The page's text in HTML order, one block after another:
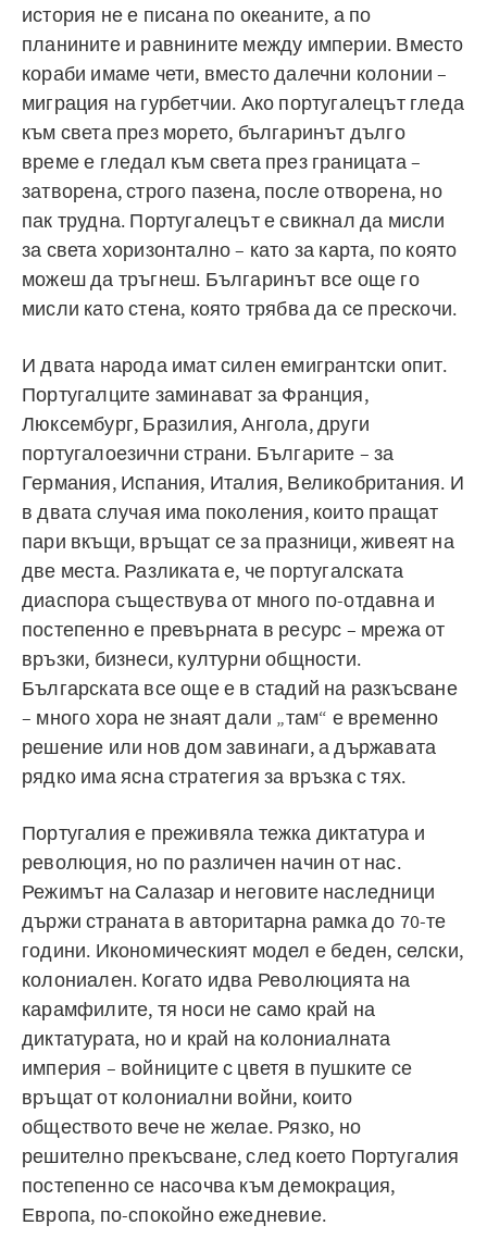
история не е писана по океаните, а по
планините и равнините между империи. Вместо
кораби имаме чети, вместо далечни колонии –
миграция на гурбетчии. Ако португалецът гледа
към света през морето, българинът дълго
време е гледал към света през границата –
затворена, строго пазена, после отворена, но
пак трудна. Португалецът е свикнал да мисли
за света хоризонтално – като за карта, по която
можеш да тръгнеш. Българинът все още го
мисли като стена, която трябва да се прескочи.
И двата народа имат силен емигрантски опит.
Португалците заминават за Франция,
Люксембург, Бразилия, Ангола, други
португалоезични страни. Българите – за
Германия, Испания, Италия, Великобритания. И
в двата случая има поколения, които пращат
пари вкъщи, връщат се за празници, живеят на
две места. Разликата е, че португалската
диаспора съществува от много по-отдавна и
постепенно е превърната в ресурс – мрежа от
връзки, бизнеси, културни общности.
Българската все още е в стадий на разкъсване
– много хора не знаят дали „там“ е временно
решение или нов дом завинаги, а държавата
рядко има ясна стратегия за връзка с тях.
Португалия е преживяла тежка диктатура и
революция, но по различен начин от нас.
Режимът на Салазар и неговите наследници
държи страната в авторитарна рамка до 70-те
години. Икономическият модел е беден, селски,
колониален. Когато идва Революцията на
карамфилите, тя носи не само край на
диктатурата, но и край на колониалната
империя – войниците с цветя в пушките се
връщат от колониални войни, които
обществото вече не желае. Рязко, но
решително прекъсване, след което Португалия
постепенно се насочва към демокрация,
Европа, по-спокойно ежедневие.